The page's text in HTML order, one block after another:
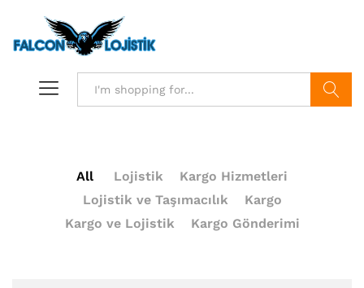
All Lojistik
Kargo Hizmetleri
Lojistik ve Taşımacılık
Kargo
Kargo ve Lojistik
Kargo Gönderimi